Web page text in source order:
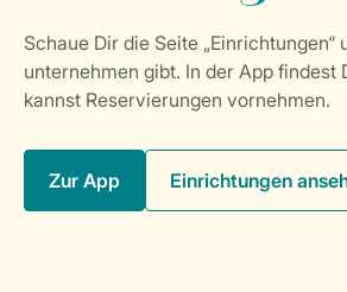
Zur App Einrichtungen